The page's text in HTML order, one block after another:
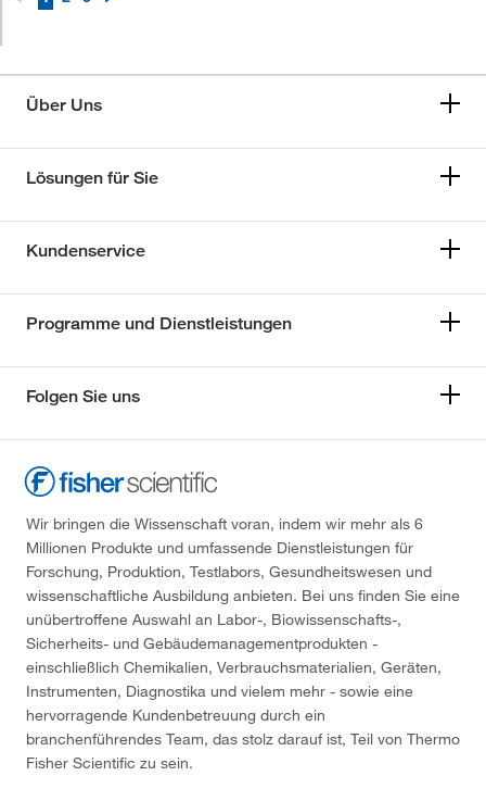
Über Uns
Lösungen für Sie
Kundenservice
Programme und Dienstleistungen
Folgen Sie uns
Wir bringen die Wissenschaft voran, indem wir mehr als 6
Millionen Produkte und umfassende Dienstleistungen für
Forschung, Produktion, Testlabors, Gesundheitswesen und
wissenschaftliche Ausbildung anbieten. Bei uns finden Sie eine
unübertroffene Auswahl an Labor-, Biowissenschafts-,
Sicherheits- und Gebäudemanagementprodukten -
einschließlich Chemikalien, Verbrauchsmaterialien, Geräten,
Instrumenten, Diagnostika und vielem mehr - sowie eine
hervorragende Kundenbetreuung durch ein
branchenführendes Team, das stolz darauf ist, Teil von Thermo
Fisher Scientific zu sein.